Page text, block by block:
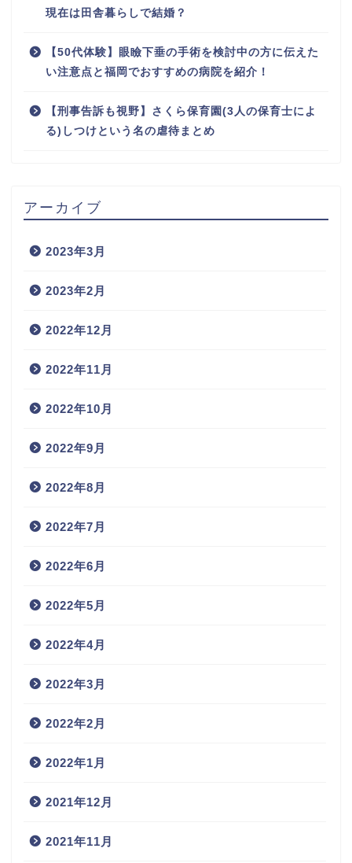
現在は田舎暮らしで結婚？
【50代体験】眼瞼下垂の手術を検討中の方に伝えた
い注意点と福岡でおすすめの病院を紹介！
【刑事告訴も視野】さくら保育園(3人の保育士によ
る)しつけという名の虐待まとめ
アーカイブ
2023年3月
2023年2月
2022年12月
2022年11月
2022年10月
2022年9月
2022年8月
2022年7月
2022年6月
2022年5月
2022年4月
2022年3月
2022年2月
2022年1月
2021年12月
2021年11月